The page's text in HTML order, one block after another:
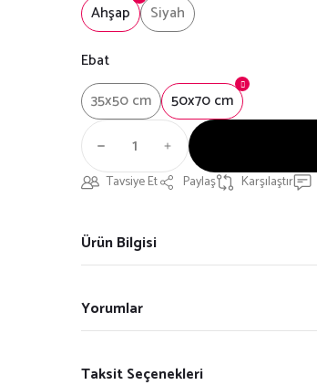
Ahşap
Siyah
Ebat
35x50 cm
50x70 cm
Tavsiye Et Paylaş Karşılaştır
Ürün Bilgisi
Yorumlar
Taksit Seçenekleri